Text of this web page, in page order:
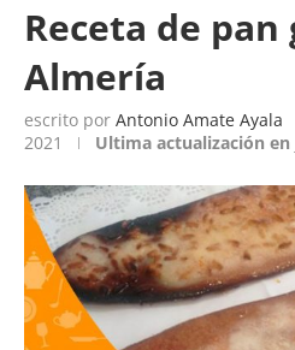
Receta de pan
Almería
escrito por Antonio Amate Ayala
2021
Ultima actualización en